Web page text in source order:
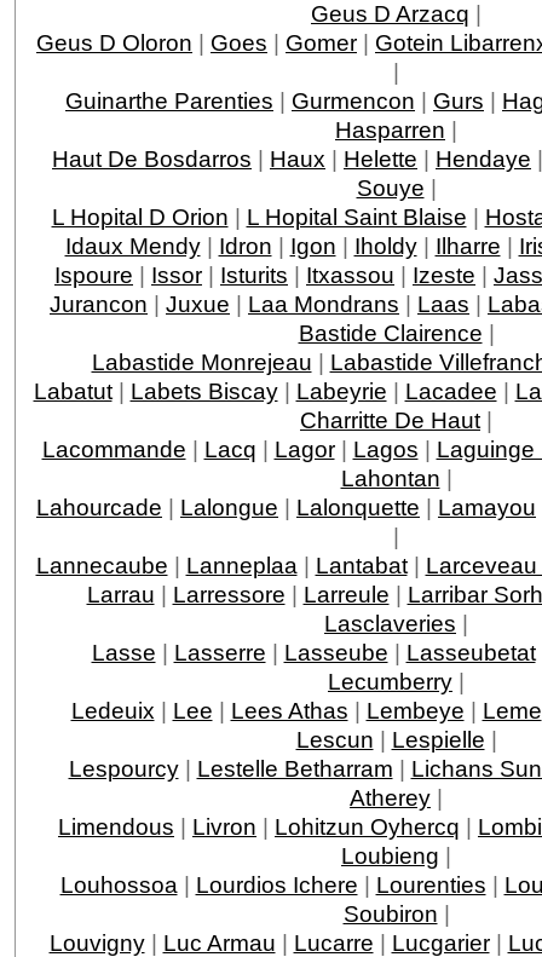
Geus D Arzacq |
Geus D Oloron | Goes | Gomer | Gotein
|
Guinarthe Parenties | Gurmencon | Gurs |
Hasparren |
Haut De Bosdarros | Haux | Helette | Hendaye
Souye |
L Hopital D Orion | L Hopital Saint Blaise |
Idaux Mendy| Idron | Igon | Iholdy| Ilharre |
Ispoure | Issor | Isturits | Itxassou | Izeste |
Jurancon | Juxue | Laa Mondrans | Laas |
Bastide Clairence |
Labastide Monrejeau | Labastide
Labatut| Labets Biscay| Labeyrie | Lacadee |
Charritte De Haut |
Lacommande | Lacq | Lagor| Lagos | Laguinge
Lahontan |
Lahourcade | Lalongue | Lalonquette | Lamayou
|
Lannecaube | Lanneplaa | Lantabat| Larceveau
Larrau | Larressore | Larreule | Larribar
Lasclaveries |
Lasse | Lasserre | Lasseube | Lasseubetat
Lecumberry |
Ledeuix | Lee | Lees Athas | Lembeye | Leme
Lescun | Lespielle |
Lespourcy| Lestelle Betharram | Lichans
Atherey |
Limendous | Livron | Lohitzun Oyhercq |
Loubieng |
Louhossoa | Lourdios Ichere | Lourenties |
Soubiron |
Louvigny| Luc Armau | Lucarre | Lucgarier|